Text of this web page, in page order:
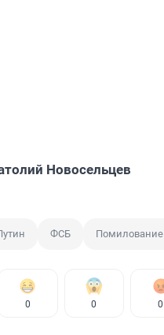
Новосельцев
ФСБ Помилование
0 0 0